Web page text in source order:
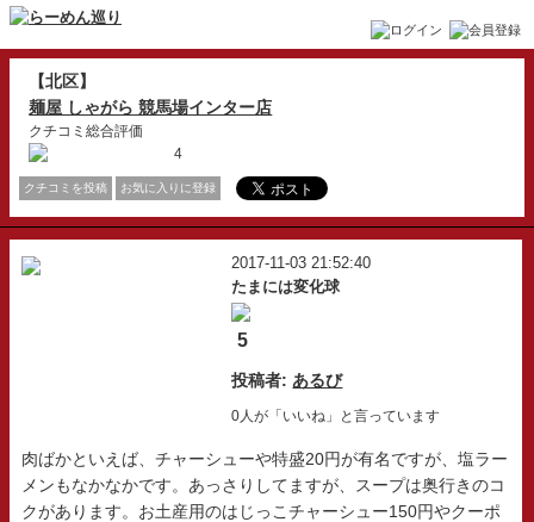
【北区】
麺屋 しゃがら 競馬場インター店
クチコミ総合評価
4
クチコミを投稿 お気に入りに登録
2017-11-03 21:52:40
たまには変化球
5
投稿者: あるび
0人が「いいね」と言っています
肉ばかといえば、チャーシューや特盛20円が有名ですが、塩ラー
メンもなかなかです。あっさりしてますが、スープは奥行きのコ
クがあります。お土産用のはじっこチャーシュー150円やクーポ